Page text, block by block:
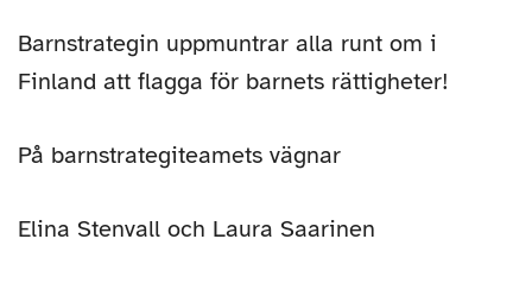
Barnstrategin uppmuntrar alla runt om i
Finland att flagga för barnets rättigheter!
På barnstrategiteamets vägnar
Elina Stenvall och Laura Saarinen